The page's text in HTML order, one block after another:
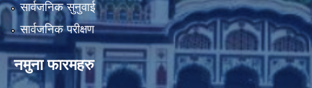
सार्वजनिक सुनुवाई
सार्वजनिक परीक्षण
नमुना फारमहरु